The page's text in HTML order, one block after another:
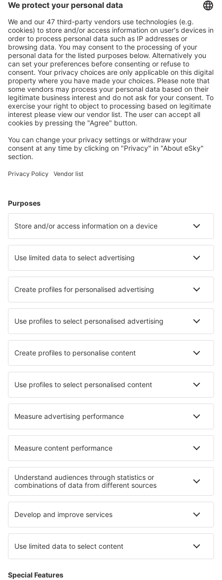
Planifică ȋn siguranţă
Rezervare fără griji cu opțiune gratuită de anulare.
Economiseşte mai mult
Prețuri atractive și oferte speciale pentru utilizatorii
conectați.
Cazarea preferată
Alege din peste 1,3 mil. de opţiuni: hoteluri, cabane,
Cele mai căutate cazări de către utilizatorii eSky
Cazare în Edinburgh
Cazare în Manchester Cazare în Birmingham
Cazare în Londra Cazare în Cromer
Cazare în Hunstanton Cazare în Bodmin
Cele mai bune locuri de cazare - orașe
Cazare în Thurnau Cazare în Ville-Marie
Cazare în Sobieszewo Cazare în Frutigen
Cazare în Weldon Spring Cazare în Tresnuraghes
Cele mai bune locuri de cazare - regiuni
Cazare in Anglesey Cazare în Riviera Engleză
Cazare în Southport Cazare in Wales
Cazare în Great Yarmouth
Cazare in Dobrici Cazare în Paphos